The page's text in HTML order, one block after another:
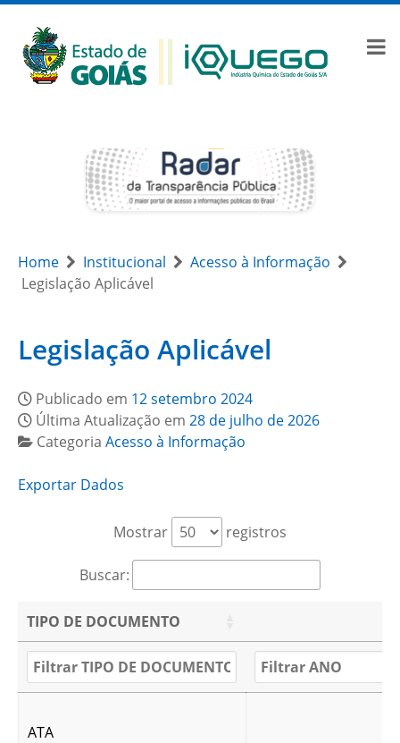
Home Institucional
Acesso à Informação
Legislação Aplicável
Legislação Aplicável
Publicado em 12 setembro 2024
Última Atualização em 28 de julho de 2026
Categoria Acesso à Informação
Exportar Dados
Mostrar registros
Buscar:
TIPO DE DOCUMENTO
ATA